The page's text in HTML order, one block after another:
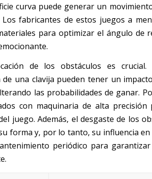
curva puede generar un
fabricantes de estos juegos a
para optimizar el ángulo de
de los obstáculos es crucial.
una clavija pueden tener un
las probabilidades de ganar.
con maquinaria de alta
juego. Además, el desgaste de los
forma y, por lo tanto, su influencia
periódico para